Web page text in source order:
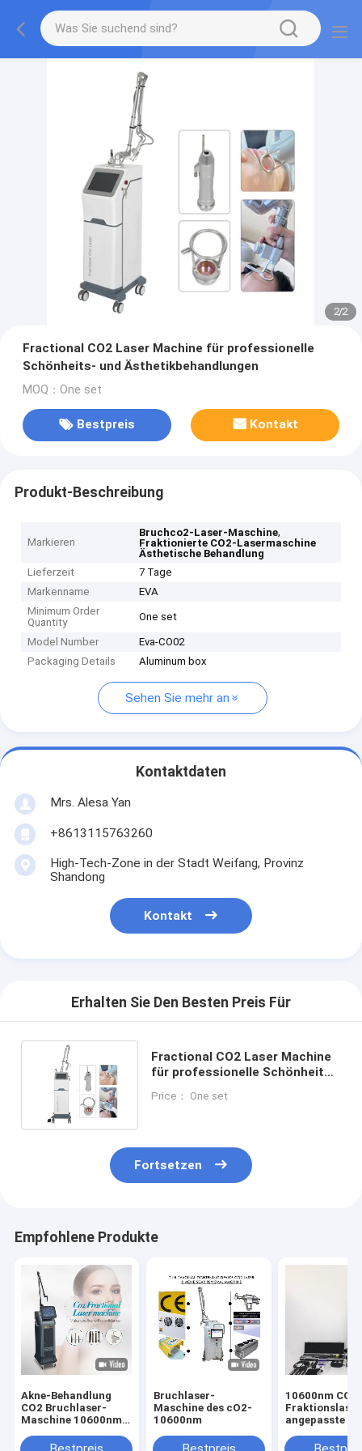
2/2
Fractional CO2 Laser Machine für professionelle
Schönheits- und Ästhetikbehandlungen
MOQ：One set
Bestpreis Kontakt
Produkt-Beschreibung
Markieren
Bruchco2-Laser-Maschine,
Fraktionierte CO2-Lasermaschine
Ästhetische Behandlung
Lieferzeit
7 Tage
Markenname
EVA
Minimum Order
Quantity
One set
Model Number
Eva-CO02
Packaging Details
Aluminum box
Sehen Sie mehr an
Kontaktdaten
Mrs. Alesa Yan
+8613115763260
High-Tech-Zone in der Stadt Weifang, Provinz
Shandong
Kontakt
Erhalten Sie Den Besten Preis Für
Fractional CO2 Laser Machine
für professionelle Schönheits-
Price： One set
Fortsetzen
Empfohlene Produkte
Akne-Behandlung
CO2 Bruchlaser-
Maschine 10600nm
Bruchlaser-
Maschine des cO2-
10600nm
10600nm
angepasste